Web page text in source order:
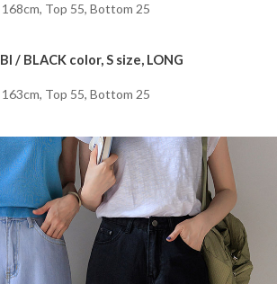
168cm, Top 55, Bottom 25
/ BLACK color, S size, LONG
163cm, Top 55, Bottom 25